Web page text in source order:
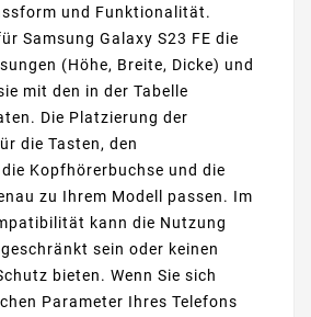
und Funktionalität.
Samsung Galaxy S23 FE die
(Höhe, Breite, Dicke) und
mit den in der Tabelle
Die Platzierung der
die Tasten, den
Kopfhörerbuchse und die
zu Ihrem Modell passen. Im
kann die Nutzung
sein oder keinen
bieten. Wenn Sie sich
Parameter Ihres Telefons